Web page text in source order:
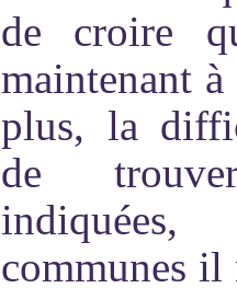
de croire
maintenant
plus, la
de
communes il